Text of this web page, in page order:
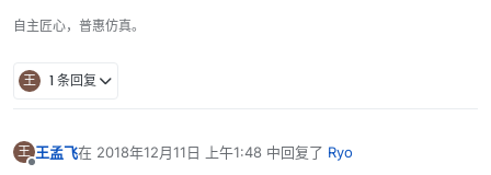
自主匠心，普惠仿真。
王 1 条回复
王 王孟飞在 2018年12月11日 上午1:48 中回复了 Ryo
最后由 编辑